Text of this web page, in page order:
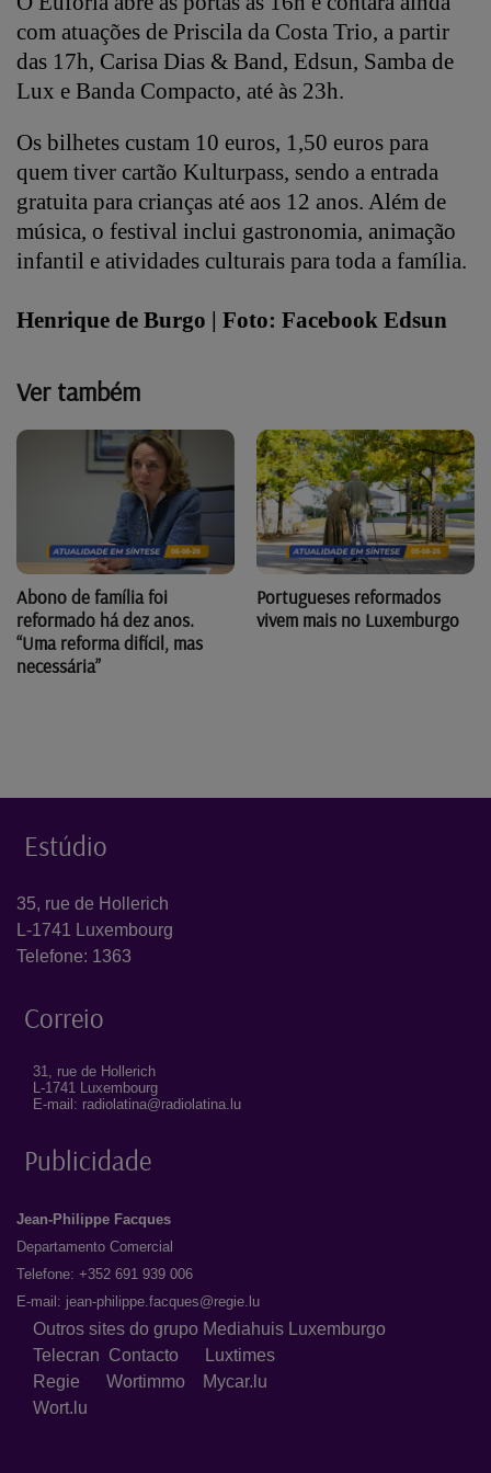
com atuações de Priscila da Costa Trio, a partir
das 17h, Carisa Dias & Band, Edsun, Samba de
Lux e Banda Compacto, até às 23h.
Os bilhetes custam 10 euros, 1,50 euros para
quem tiver cartão Kulturpass, sendo a entrada
gratuita para crianças até aos 12 anos. Além de
música, o festival inclui gastronomia, animação
infantil e atividades culturais para toda a família.
Henrique de Burgo | Foto: Facebook Edsun
Ver também
Abono de família foi
reformado há dez anos.
“Uma reforma difícil, mas
necessária”
Portugueses reformados
vivem mais no Luxemburgo
Estúdio
35, rue de Hollerich
L-1741 Luxembourg
Telefone: 1363
Correio
31, rue de Hollerich
L-1741 Luxembourg
E-mail: radiolatina@radiolatina.lu
Publicidade
Jean-Philippe Facques
Departamento Comercial
Telefone: +352 691 939 006
E-mail: jean-philippe.facques@regie.lu
Outros sites do grupo Mediahuis Luxemburgo
Telecran Contacto
Luxtimes
Regie Wortimmo
Mycar.lu
Wort.lu